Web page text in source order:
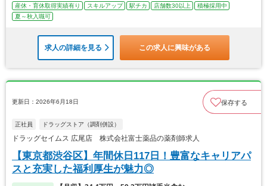
産休・育休取得実績有り
スキルアップ 駅チカ 店舗数30以上
積極採用中
夏～秋入職可
求人の詳細を見る この求人に興味がある
更新日：2026年6月18日 保存する
正社員 ドラッグストア（調剤併設）
ドラッグセイムス 広尾店 株式会社富士薬品の薬剤師求人
【東京都渋谷区】年間休日117日！豊富なキャリアパ
スと充実した福利厚生が魅力◎